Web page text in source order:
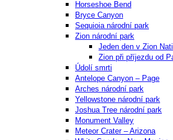
Horseshoe Bend
Bryce Canyon
Sequioia národní park
Zion národní park
Jeden den v Zion
Zion při příjezdu od
Údolí smrti
Antelope Canyon – Page
Arches národní park
Yellowstone národní park
Joshua Tree národní park
Monument Valley
Meteor Crater – Arizona